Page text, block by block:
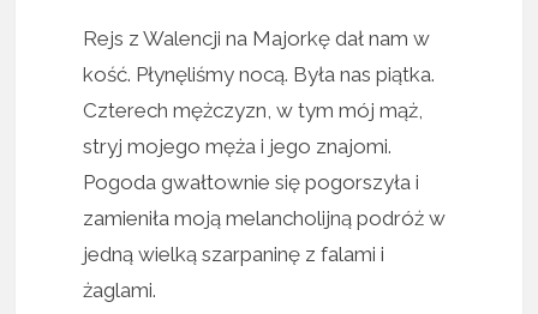
Rejs z Walencji na Majorkę dał nam w
kość. Płynęliśmy nocą. Była nas piątka.
Czterech mężczyzn, w tym mój mąż,
stryj mojego męża i jego znajomi.
Pogoda gwałtownie się pogorszyła i
zamieniła moją melancholijną podróż w
jedną wielką szarpaninę z falami i
żaglami.